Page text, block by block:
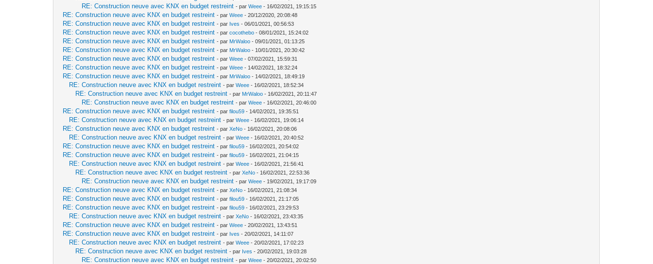
RE: Construction neuve avec KNX en budget restreint - parWeee - 16/02/2021, 19:15:15
RE: Construction neuve avec KNX en budget restreint - parWeee - 20/12/2020, 20:08:48
RE: Construction neuve avec KNX en budget restreint - par Ives - 06/01/2021, 00:56:53
RE: Construction neuve avec KNX en budget restreint - parcocothebo - 08/01/2021, 15:24:02
RE: Construction neuve avec KNX en budget restreint - par MrWaloo - 09/01/2021, 01:13:25
RE: Construction neuve avec KNX en budget restreint - par MrWaloo - 10/01/2021, 20:30:42
RE: Construction neuve avec KNX en budget restreint - parWeee - 07/02/2021, 15:59:31
RE: Construction neuve avec KNX en budget restreint - parWeee - 14/02/2021, 18:32:24
RE: Construction neuve avec KNX en budget restreint - par MrWaloo - 14/02/2021, 18:49:19
RE: Construction neuve avec KNX en budget restreint - parWeee - 16/02/2021, 18:52:34
RE: Construction neuve avec KNX en budget restreint - par MrWaloo - 16/02/2021, 20:11:47
RE: Construction neuve avec KNX en budget restreint - parWeee - 16/02/2021, 20:46:00
RE: Construction neuve avec KNX en budget restreint - parfilou59 - 14/02/2021, 19:35:51
RE: Construction neuve avec KNX en budget restreint - parWeee - 16/02/2021, 19:06:14
RE: Construction neuve avec KNX en budget restreint - parXeNo - 16/02/2021, 20:08:06
RE: Construction neuve avec KNX en budget restreint - parWeee - 16/02/2021, 20:40:52
RE: Construction neuve avec KNX en budget restreint - parfilou59 - 16/02/2021, 20:54:02
RE: Construction neuve avec KNX en budget restreint - parfilou59 - 16/02/2021, 21:04:15
RE: Construction neuve avec KNX en budget restreint - parWeee - 16/02/2021, 21:56:41
RE: Construction neuve avec KNX en budget restreint - parXeNo - 16/02/2021, 22:53:36
RE: Construction neuve avec KNX en budget restreint - parWeee - 19/02/2021, 19:17:09
RE: Construction neuve avec KNX en budget restreint - parXeNo - 16/02/2021, 21:08:34
RE: Construction neuve avec KNX en budget restreint - parfilou59 - 16/02/2021, 21:17:05
RE: Construction neuve avec KNX en budget restreint - parfilou59 - 16/02/2021, 23:29:53
RE: Construction neuve avec KNX en budget restreint - parXeNo - 16/02/2021, 23:43:35
RE: Construction neuve avec KNX en budget restreint - parWeee - 20/02/2021, 13:43:51
RE: Construction neuve avec KNX en budget restreint - par Ives - 20/02/2021, 14:11:07
RE: Construction neuve avec KNX en budget restreint - parWeee - 20/02/2021, 17:02:23
RE: Construction neuve avec KNX en budget restreint - par Ives - 20/02/2021, 19:03:28
RE: Construction neuve avec KNX en budget restreint - parWeee - 20/02/2021, 20:02:50